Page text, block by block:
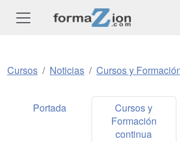
Cursos Noticias Cursos y
Portada
Cursos y
Formación
continua